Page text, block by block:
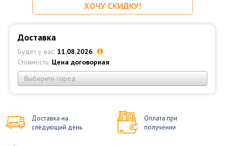
ХОЧУ СКИДКУ!
Доставка
Будет у вас: 11.08.2026
Стоимость: Цена договорная
Выберите город
Доставка на
следующий день
Оплата при
получении